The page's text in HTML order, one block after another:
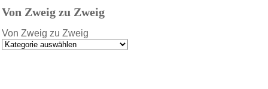
Von Zweig zu Zweig
Von Zweig zu Zweig